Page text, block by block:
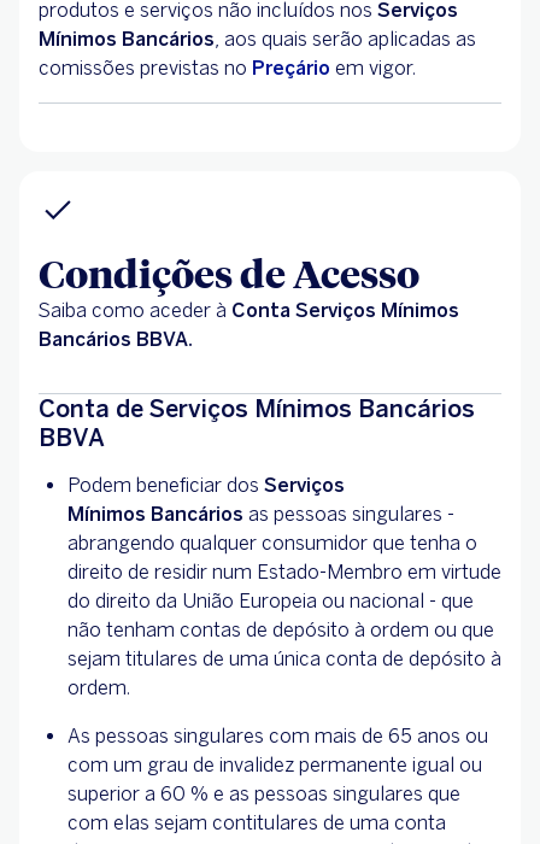
produtos e serviços não incluídos nos Serviços
Mínimos Bancários, aos quais serão aplicadas as
comissões previstas no Preçário em vigor.
Condições de Acesso
Saiba como aceder à Conta Serviços Mínimos
Bancários BBVA.
Conta de Serviços Mínimos Bancários
BBVA
Podem beneficiar dos Serviços
Mínimos Bancários as pessoas singulares -
abrangendo qualquer consumidor que tenha o
direito de residir num Estado-Membro em virtude
do direito da União Europeia ou nacional - que
não tenham contas de depósito à ordem ou que
sejam titulares de uma única conta de depósito à
ordem.
As pessoas singulares com mais de 65 anos ou
com um grau de invalidez permanente igual ou
superior a 60 % e as pessoas singulares que
com elas sejam contitulares de uma conta